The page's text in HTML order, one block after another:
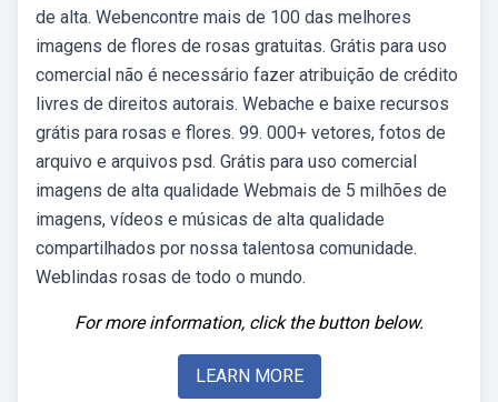
de alta. Webencontre mais de 100 das melhores
imagens de flores de rosas gratuitas. Grátis para uso
comercial não é necessário fazer atribuição de crédito
livres de direitos autorais. Webache e baixe recursos
grátis para rosas e flores. 99. 000+ vetores, fotos de
arquivo e arquivos psd. Grátis para uso comercial
imagens de alta qualidade Webmais de 5 milhões de
imagens, vídeos e músicas de alta qualidade
compartilhados por nossa talentosa comunidade.
Weblindas rosas de todo o mundo.
For more information, click the button below.
LEARN MORE